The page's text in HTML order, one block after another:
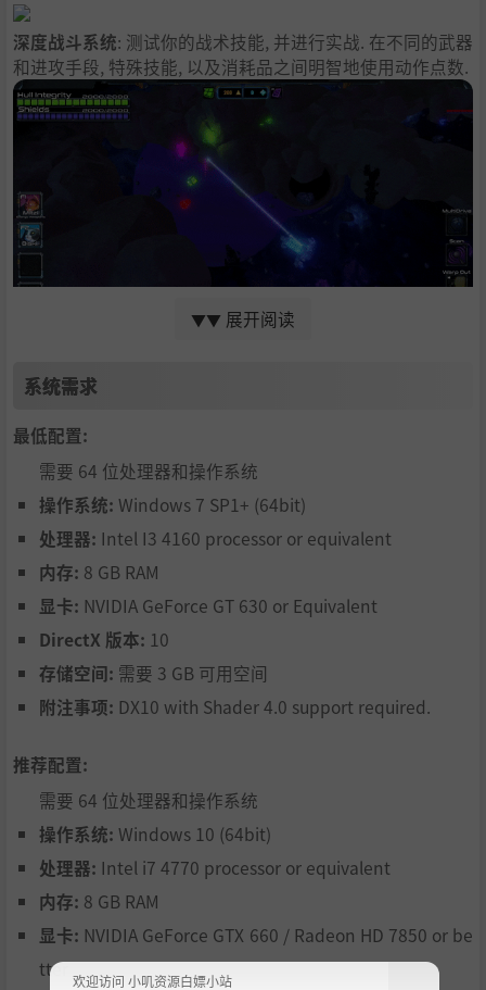
深度战斗系统: 测试你的战术技能, 并进行实战. 在不同的武器
和进攻手段, 特殊技能, 以及消耗品之间明智地使用动作点数.
间, 激活不同的能力, 以适应不同的战术情况. 正确的位置有时
探索深空: 惊叹于宇宙的奥妙, 穿过气体云飞行, 开采小行星资
体验激动人心的太空故事
英雄, 有风趣的侠盗以及邪恶的反派, 充满了诙谐幽默的对话
内容. 每一次的遭遇都有不同的结果, 这个故事将由你自己书
剧情:
很久以前, 人类创造了你的种族, 结合了猫和人类的特点. 这个
▼▼ 展开阅读
系统需求
最低配置:
需要 64 位处理器和操作系统
操作系统: Windows 7 SP1+ (64bit)
处理器: Intel I3 4160 processor or equivalent
内存: 8 GB RAM
显卡: NVIDIA GeForce GT 630 or Equivalent
DirectX 版本: 10
存储空间: 需要 3 GB 可用空间
附注事项: DX10 with Shader 4.0 support required.
推荐配置:
需要 64 位处理器和操作系统
操作系统: Windows 10 (64bit)
处理器: Intel i7 4770 processor or equivalent
内存: 8 GB RAM
显卡: NVIDIA GeForce GTX 660 / Radeon HD 7850 or be
tter
欢迎访问 小叽资源白嫖小站